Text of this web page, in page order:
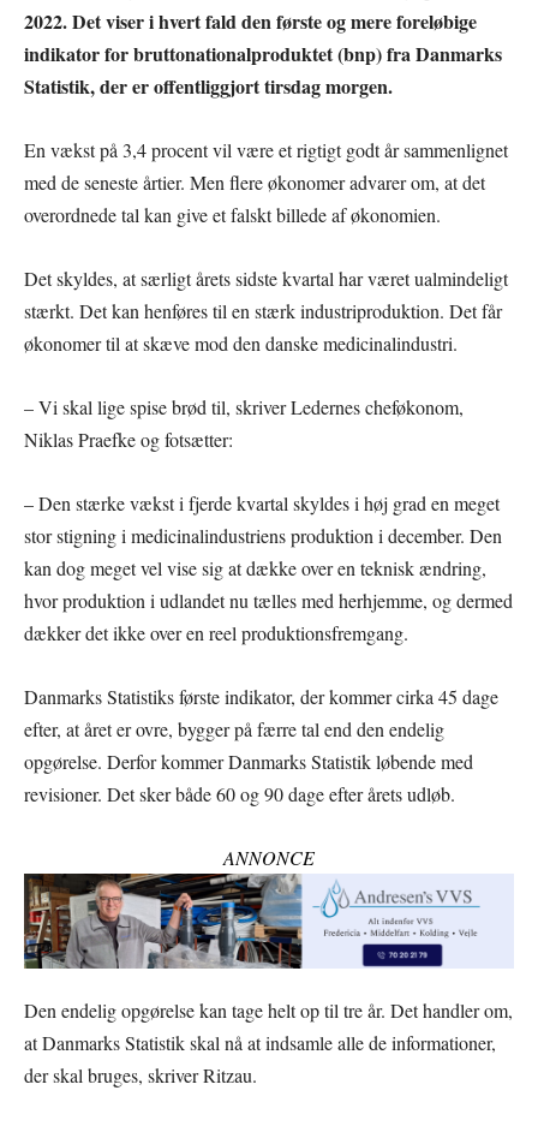
2022. Det viser i hvert fald den første og mere foreløbige
indikator for bruttonationalproduktet (bnp) fra Danmarks
Statistik, der er offentliggjort tirsdag morgen.
En vækst på 3,4 procent vil være et rigtigt godt år sammenlignet
med de seneste årtier. Men flere økonomer advarer om, at det
overordnede tal kan give et falskt billede af økonomien.
Det skyldes, at særligt årets sidste kvartal har været ualmindeligt
stærkt. Det kan henføres til en stærk industriproduktion. Det får
økonomer til at skæve mod den danske medicinalindustri.
– Vi skal lige spise brød til, skriver Ledernes cheføkonom,
Niklas Praefke og fotsætter:
– Den stærke vækst i fjerde kvartal skyldes i høj grad en meget
stor stigning i medicinalindustriens produktion i december. Den
kan dog meget vel vise sig at dække over en teknisk ændring,
hvor produktion i udlandet nu tælles med herhjemme, og dermed
dækker det ikke over en reel produktionsfremgang.
Danmarks Statistiks første indikator, der kommer cirka 45 dage
efter, at året er ovre, bygger på færre tal end den endelig
opgørelse. Derfor kommer Danmarks Statistik løbende med
revisioner. Det sker både 60 og 90 dage efter årets udløb.
ANNONCE
Den endelig opgørelse kan tage helt op til tre år. Det handler om,
at Danmarks Statistik skal nå at indsamle alle de informationer,
der skal bruges, skriver Ritzau.